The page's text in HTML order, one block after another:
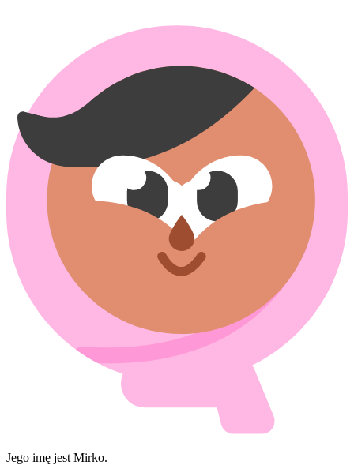
Jego imę jest Mirko.